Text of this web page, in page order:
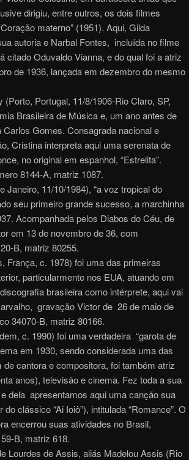
dirigiu, entre outros, os dois filmes
materno” (1951). Aqui, Gilda
autoria e Narbal Fontes, incluída no filme
citado Oduvaldo Vianna, e do qual foi a atriz
de 1936, lançada em dezembro do mesmo
Portugal, 11/8/1906-Rio Claro, SP,
Brasileira de Música e, um ano antes de
Gomes. Consagrada nacional e
Cristina interpreta aqui uma serenata de
no original em espanhol, “Estrelita”.
8144-A, matriz 1087.
Janeiro, 11/10/1984), “a voz tropical do
seu primeiro grande sucesso, a marchinha
Acompanhada pelos Diabos do Céu, de
em 13 de novembro de 36, com
B, matriz 80255.
França, c. 1978) foi uma das primeiras
particularmente nos EUA, atuando em
brasileira como intérprete, aqui vai
gravação Victor de 26 de maio de
34070-B, matriz 80166.
c. 1990) foi uma verdadeira “garota de
em 1930, sendo considerada uma das
cantora e compositora, foi também atriz
anos), televisão e cinema. Fez toda a sua
dela apresentamos aqui uma canção sua
clássico “Ai Ioiô”), intitulada “Romance”. O
encerrou suas atividades no Brasil,
B, matriz 618.
Lourdes de Assis, aliás Madelou Assis (Rio